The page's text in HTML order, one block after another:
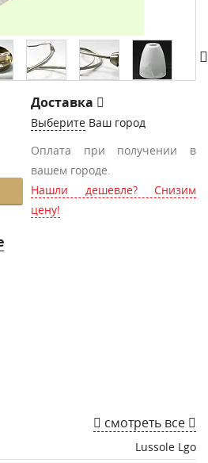
Доставка
Выберите Ваш город
Оплата при получении в
вашем городе.
Нашли дешевле? Снизим
цену!
смотреть все
Lussole Lgo